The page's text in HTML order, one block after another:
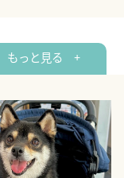
もっと見る +